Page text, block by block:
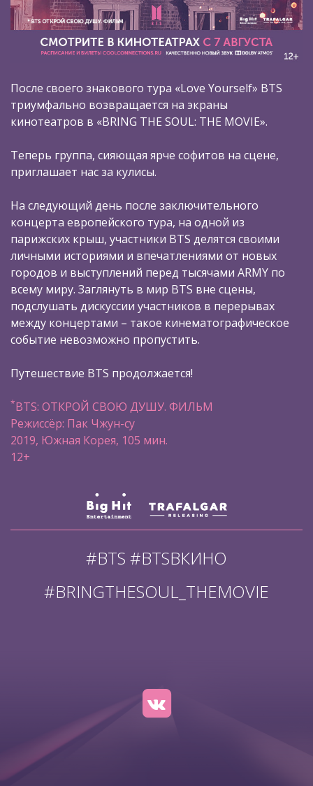
После своего знакового тура «Love Yourself» BTS
триумфально возвращается на экраны
кинотеатров в «BRING THE SOUL: THE MOVIE».
Теперь группа, сияющая ярче софитов на сцене,
приглашает нас за кулисы.
На следующий день после заключительного
концерта европейского тура, на одной из
парижских крыш, участники BTS делятся своими
личными историями и впечатлениями от новых
городов и выступлений перед тысячами ARMY по
всему миру. Заглянуть в мир BTS вне сцены,
подслушать дискуссии участников в перерывах
между концертами – такое кинематографическое
событие невозможно пропустить.
Путешествие BTS продолжается!
*BTS: ОТКРОЙ СВОЮ ДУШУ. ФИЛЬМ
Режиссёр: Пак Чжун-су
2019, Южная Корея, 105 мин.
12+
#BTS #BTSВКИНО
#BRINGTHESOUL_THEMOVIE